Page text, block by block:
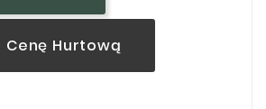
Cenę Hurtową